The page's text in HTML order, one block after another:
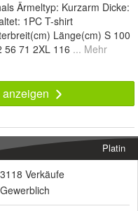
Ärmeltyp: Kurzarm Dicke:
1PC T-shirt
Länge(cm) S 100
56 71 2XL 116 ... Mehr
Platin
3118 Verkäufe
Gewerblich